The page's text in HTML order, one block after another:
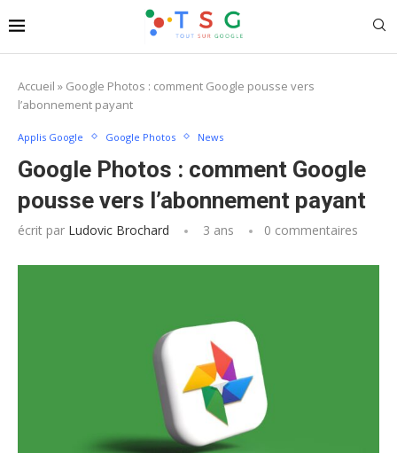
Accueil » Google Photos : comment Google pousse vers
l’abonnement payant
Applis Google Google Photos News
Google Photos : comment Google
pousse vers l’abonnement payant
écrit par Ludovic Brochard 3 ans 0 commentaires